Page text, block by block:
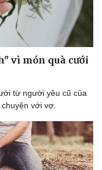
vì món quà cưới
từ người yêu cũ của
với vợ.